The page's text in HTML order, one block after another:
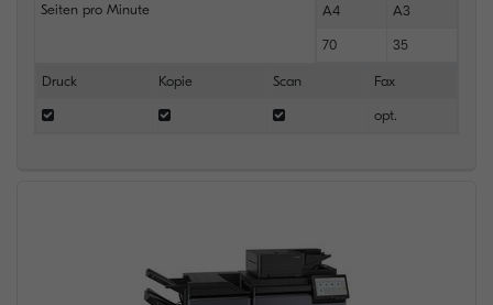
Seiten pro Minute A4 A3
70 35
Druck Kopie Scan Fax
opt.